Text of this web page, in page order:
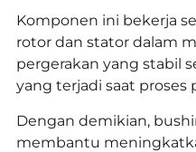
Komponen ini bekerja
rotor dan stator dalam
pergerakan yang stabil
yang terjadi saat proses
Dengan demikian,
membantu